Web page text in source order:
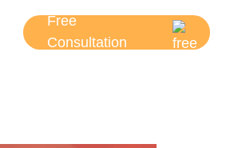
Free
Consultation